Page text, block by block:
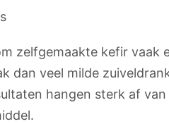
zelfgemaakte kefir vaak
dan veel milde
hangen sterk af